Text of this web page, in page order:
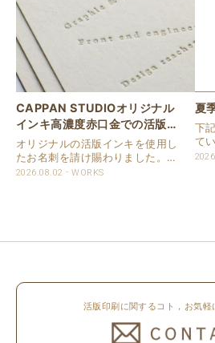
CAPPAN STUDIOオリジナル
インキ高濃度赤口金での活版名
刺
オリジナルの活版インキを使用し
たお名刺を請け賜わりました。
用紙は新バフン紙Nのきぬを使用
2026.08.02 WORKS
夏
下
て
常
活版印刷に関するコト，お気軽